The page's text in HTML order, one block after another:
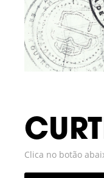
Clica no botão